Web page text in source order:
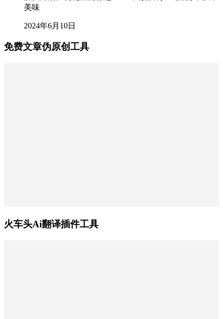
美味
2024年6月10日
免费文章伪原创工具
火车头Ai翻译插件工具